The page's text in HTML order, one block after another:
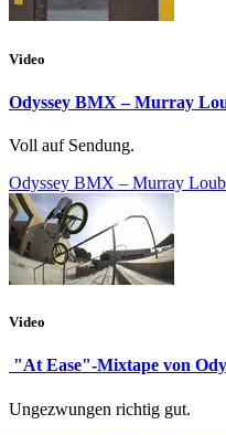
Video
Odyssey BMX – Murray
Voll auf Sendung.
Odyssey BMX – Murray
Video
"At Ease"-Mixtape von
Ungezwungen richtig gut.